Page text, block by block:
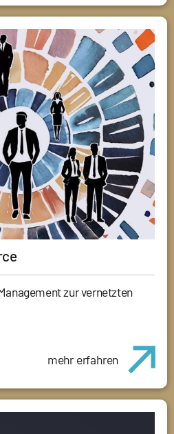
zur vernetzten
mehr erfahren